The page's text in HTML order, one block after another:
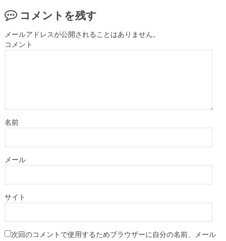
コメントを残す
メールアドレスが公開されることはありません。
コメント
名前
メール
サイト
次回のコメントで使用するためブラウザーに自分の名前、メール